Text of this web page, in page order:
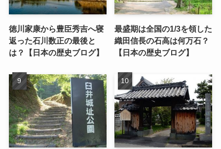
徳川家康から豊臣秀吉へ寝
返った石川数正の最後と
は？【日本の歴史ブログ】
最盛期は全国の1/3を領した
織田信長の石高は何万石？
【日本の歴史ブログ】